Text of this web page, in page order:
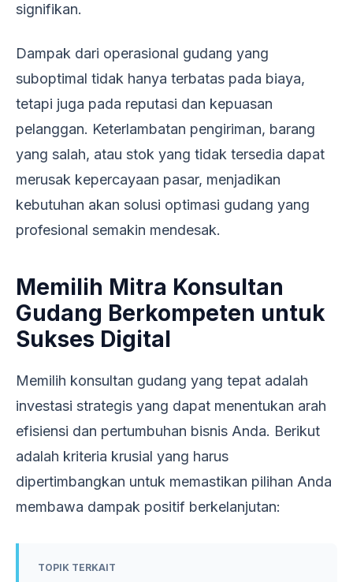
signifikan.
Dampak dari operasional gudang yang
suboptimal tidak hanya terbatas pada biaya,
tetapi juga pada reputasi dan kepuasan
pelanggan. Keterlambatan pengiriman, barang
yang salah, atau stok yang tidak tersedia dapat
merusak kepercayaan pasar, menjadikan
kebutuhan akan solusi optimasi gudang yang
profesional semakin mendesak.
Memilih Mitra Konsultan
Gudang Berkompeten untuk
Sukses Digital
Memilih konsultan gudang yang tepat adalah
investasi strategis yang dapat menentukan arah
efisiensi dan pertumbuhan bisnis Anda. Berikut
adalah kriteria krusial yang harus
dipertimbangkan untuk memastikan pilihan Anda
membawa dampak positif berkelanjutan:
TOPIK TERKAIT